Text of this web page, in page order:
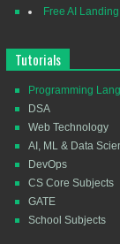
Free AI
Tutorials
Programming
DSA
Web Technology
AI, ML & Data
DevOps
CS Core Subjects
GATE
School Subjects